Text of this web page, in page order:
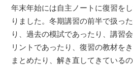
年末年始には自主ノートに復習を
りました。冬期講習の前半で扱っ
り、過去の模試であったり、講習
リントであったり、復習の教材を
まとめたり、解き直してきている